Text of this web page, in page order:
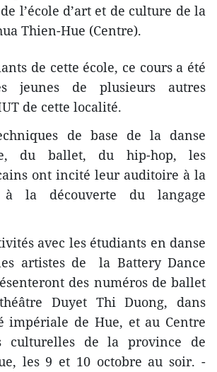
l’école d’art et de culture de la
Thien-Hue (Centre).
de cette école, ce cours a ​été
jeunes ​de plusieurs autres
de cette localité.
de base de la danse
du ballet, du hip-hop, les
ont incité leur auditoire à la
la découverte du langage
avec les étudiants en danse
artistes de la Battery Dance
des numéros de ballet
Duyet Thi Duong, dans
impériale de Hue, et au Centre
culturelles de la province de
les 9 et 10 octobre au soir. -